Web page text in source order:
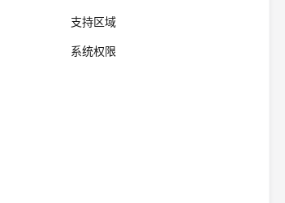
支持区域
系统权限